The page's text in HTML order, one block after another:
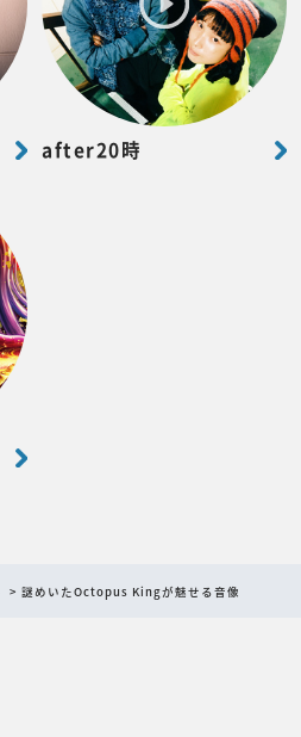
after20時
謎めいたOctopus Kingが魅せる音像